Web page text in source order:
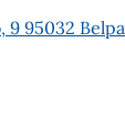
95032